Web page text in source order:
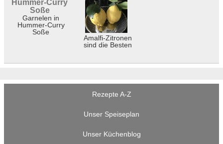
Garnelen in
Hummer-Curry
Soße
Amalfi-Zitronen
sind die Besten
Rezepte A-Z
Unser Speiseplan
Unser Küchenblog